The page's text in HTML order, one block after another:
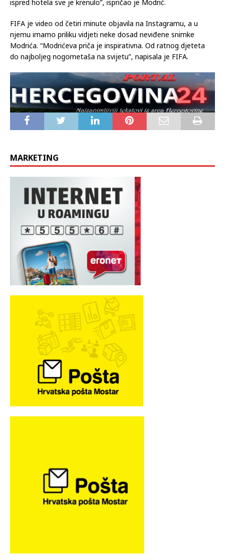
ispred hotela sve je krenulo”, ispričao je Modrić.
FIFA je video od četiri minute objavila na Instagramu, a u
njemu imamo priliku vidjeti neke dosad neviđene snimke
Modrića. “Modrićeva priča je inspirativna. Od ratnog djeteta
do najboljeg nogometaša na svijetu”, napisala je FIFA.
MARKETING